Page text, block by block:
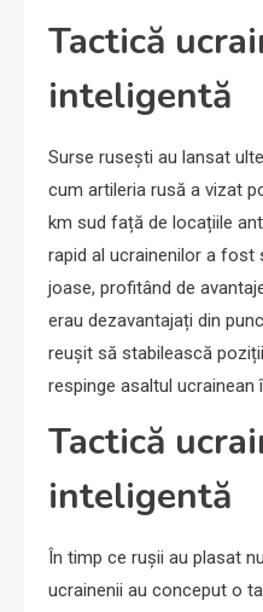
Tactică
inteligentă
Surse rusești au lansat
cum artileria rusă a vizat
km sud față de locațiile
rapid al ucrainenilor a fost
joase, profitând de
erau dezavantajați din
reușit să stabilească
respinge asaltul ucrainean
Tactică
inteligentă
În timp ce rușii au plasat
ucrainenii au conceput o